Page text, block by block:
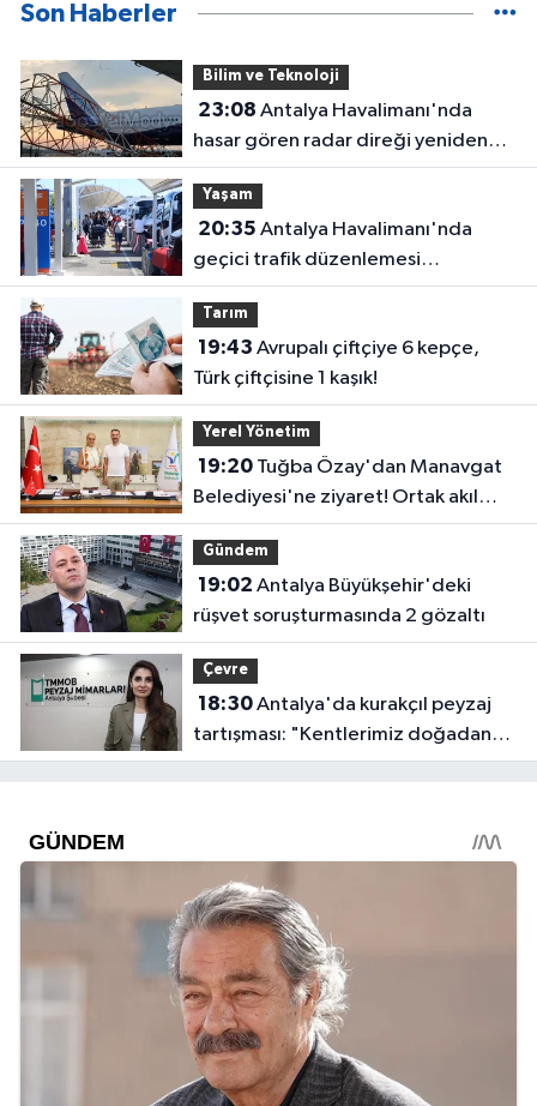
Son Haberler
Bilim ve Teknoloji
23:08
hasar gören radar direği yeniden
hizmette
Yaşam
20:35
geçici trafik düzenlemesi
uygulanacak! Yolculara uyarı
Tarım
19:43
Türk çiftçisine 1 kaşık!
Yerel Yönetim
19:20Tuğba Özay'dan Manavgat
Belediyesi'ne ziyaret! Ortak akıl
sürecine destek verdi
Gündem
19:02
rüşvet soruşturmasında 2 gözaltı
Çevre
18:30Antalya'da kurakçıl peyzaj
tartışması: "Kentlerimiz doğadan
koparılıyor"